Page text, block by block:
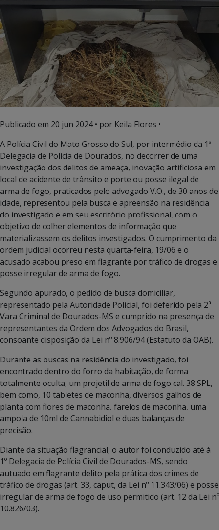
Publicado em 20 jun 2024• por Keila Flores •
A Polícia Civil do Mato Grosso do Sul, por intermédio da 1ª
Delegacia de Polícia de Dourados, no decorrer de uma
investigação dos delitos de ameaça, inovação artificiosa em
local de acidente de trânsito e porte ou posse ilegal de
arma de fogo, praticados pelo advogado V.O., de 30 anos de
idade, representou pela busca e apreensão na residência
do investigado e em seu escritório profissional, com o
objetivo de colher elementos de informação que
materializassem os delitos investigados. O cumprimento da
ordem judicial ocorreu nesta quarta-feira, 19/06 e o
acusado acabou preso em flagrante por tráfico de drogas e
posse irregular de arma de fogo.
Segundo apurado, o pedido de busca domiciliar,
representado pela Autoridade Policial, foi deferido pela 2ª
Vara Criminal de Dourados-MS e cumprido na presença de
representantes da Ordem dos Advogados do Brasil,
consoante disposição da Lei nº 8.906/94 (Estatuto da OAB).
Durante as buscas na residência do investigado, foi
encontrado dentro do forro da habitação, de forma
totalmente oculta, um projetil de arma de fogo cal. 38 SPL,
bem como, 10 tabletes de maconha, diversos galhos de
planta com flores de maconha, farelos de maconha, uma
ampola de 10ml de Cannabidiol e duas balanças de
precisão.
Diante da situação flagrancial, o autor foi conduzido até à
1º Delegacia de Polícia Civil de Dourados-MS, sendo
autuado em flagrante delito pela prática dos crimes de
tráfico de drogas (art. 33, caput, da Lei nº 11.343/06) e posse
irregular de arma de fogo de uso permitido (art. 12 da Lei nº
10.826/03).